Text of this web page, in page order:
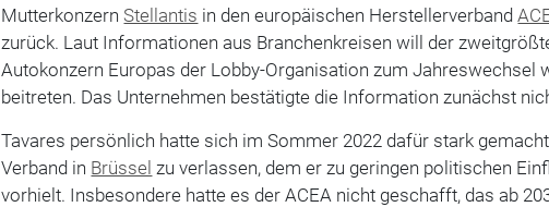
Mutterkonzern Stellantis in den europäischen Herstellerverband
zurück. Laut Informationen aus Branchenkreisen will der
Autokonzern Europas der Lobby-Organisation zum Jahreswechsel
beitreten. Das Unternehmen bestätigte die Information zunächst
Tavares persönlich hatte sich im Sommer 2022 dafür stark
Verband in Brüssel zu verlassen, dem er zu geringen politischen
vorhielt. Insbesondere hatte es der ACEA nicht geschafft, das ab